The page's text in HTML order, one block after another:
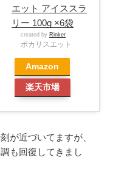
エット アイススラ
リー 100g ×6袋
created by Rinker
ポカリスエット
Amazon
楽天市場
が近づいてますが、
も回復してきまし